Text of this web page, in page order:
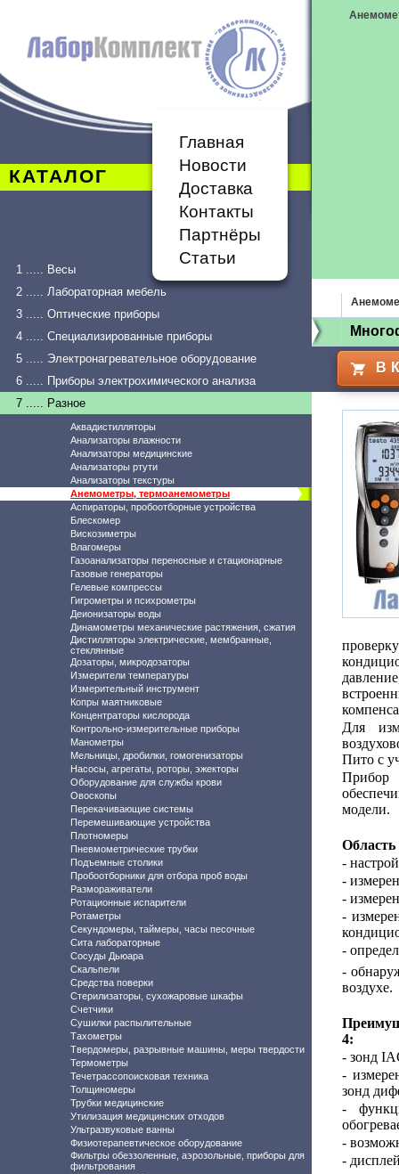
КАТАЛОГ
Главная
Новости
Доставка
Контакты
Партнёры
Статьи
1 ..... Весы
2 ..... Лабораторная мебель
3 ..... Оптические приборы
4 ..... Специализированные приборы
5 ..... Электронагревательное оборудование
6 ..... Приборы электрохимического анализа
7 ..... Разное
Аквадистилляторы
Анализаторы влажности
Анализаторы медицинские
Анализаторы ртути
Анализаторы текстуры
Анемометры, термоанемометры
Аспираторы, пробоотборные устройства
Блескомер
Вискозиметры
Влагомеры
Газоанализаторы переносные и стационарные
Газовые генераторы
Гелевые компрессы
Гигрометры и психрометры
Деионизаторы воды
Динамометры механические растяжения, сжатия
Дистилляторы электрические, мембранные,
стеклянные
Дозаторы, микродозаторы
Измерители температуры
Измерительный инструмент
Копры маятниковые
Концентраторы кислорода
Контрольно-измерительные приборы
Манометры
Мельницы, дробилки, гомогенизаторы
Насосы, агрегаты, роторы, эжекторы
Оборудование для службы крови
Овоскопы
Перекачивающие системы
Перемешивающие устройства
Плотномеры
Пневмометрические трубки
Подъемные столики
Пробоотборники для отбора проб воды
Размораживатели
Ротационные испарители
Ротаметры
Секундомеры, таймеры, часы песочные
Сита лабораторные
Сосуды Дьюара
Скальпели
Средства поверки
Стерилизаторы, сухожаровые шкафы
Счетчики
Сушилки распылительные
Тахометры
Твердомеры, разрывные машины, меры твердости
Термометры
Течетрассопоисковая техника
Толщиномеры
Трубки медицинские
Утилизация медицинских отходов
Ультразвуковые ванны
Физиотерапевтическое оборудование
Фильтры обеззоленные, аэрозольные, приборы для
фильтрования
В
Для
Пито с
Прибор
модели.
Область
-
-
-
-
-
-
воздухе.
4:
- зонд
-
зонд
-
-
-